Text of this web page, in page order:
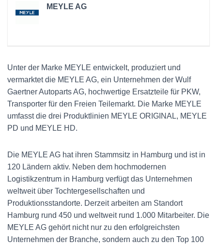
MEYLE AG
Unter der Marke MEYLE entwickelt, produziert und
vermarktet die MEYLE AG, ein Unternehmen der Wulf
Gaertner Autoparts AG, hochwertige Ersatzteile für PKW,
Transporter für den Freien Teilemarkt. Die Marke MEYLE
umfasst die drei Produktlinien MEYLE ORIGINAL, MEYLE
PD und MEYLE HD.
Die MEYLE AG hat ihren Stammsitz in Hamburg und ist in
120 Ländern aktiv. Neben dem hochmodernen
Logistikzentrum in Hamburg verfügt das Unternehmen
weltweit über Tochtergesellschaften und
Produktionsstandorte. Derzeit arbeiten am Standort
Hamburg rund 450 und weltweit rund 1.000 Mitarbeiter. Die
MEYLE AG gehört nicht nur zu den erfolgreichsten
Unternehmen der Branche, sondern auch zu den Top 100